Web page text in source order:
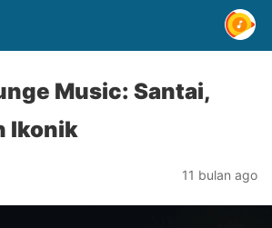
Music: Santai,
Ikonik
11 bulan ago